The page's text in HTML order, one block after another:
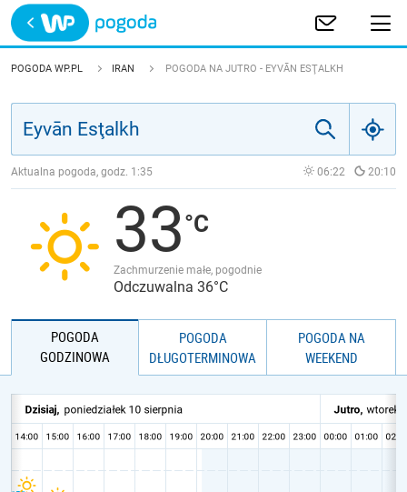
Trwa ładowanie
POLSKA
JAKOŚĆ POWIETRZA
POGODA WP.PL IRAN POGODA NA JUTRO - EYVĀN ESŢALKH
Aktualna pogoda, godz. 1:35 06:22 20:10
33
Zachmurzenie małe, pogodnie
Odczuwalna 36°C
POGODA
GODZINOWA
POGODA
DŁUGOTERMINOWA
POGODA NA
WEEKEND